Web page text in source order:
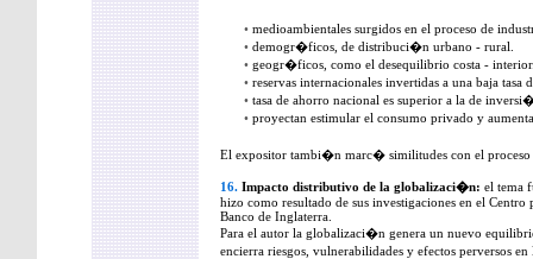
• medioambientales surgidos en el proceso de
• demogr�ficos, de distribuci�n urbano - rural.
• geogr�ficos, como el desequilibrio costa -
• reservas internacionales invertidas a una baja
• tasa de ahorro nacional es superior a la de
• proyectan estimular el consumo privado y
El expositor tambi�n marc� similitudes con el
16. Impacto distributivo de la globalizaci�n: el tema
hizo como resultado de sus investigaciones en el Centro
Banco de Inglaterra.
Para el autor la globalizaci�n genera un nuevo
encierra riesgos, vulnerabilidades y efectos perversos